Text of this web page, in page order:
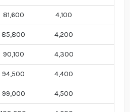
81,600 4,100
85,800 4,200
90,100 4,300
94,500 4,400
99,000 4,500